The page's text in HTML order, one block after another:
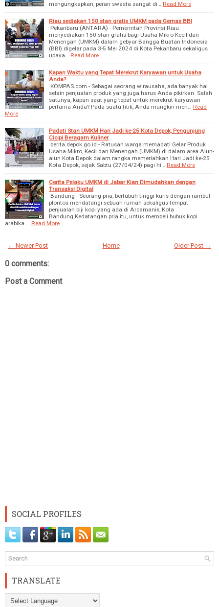
mengungkapkan, peran swasta sangat di…
Read More
Riau sediakan 150 stan gratis UMKM pada Gernas BBI
Pekanbaru (ANTARA) - Pemerintah Provinsi Riau
menyediakan 150 stan gratis bagi Usaha Mikro Kecil dan
Menengah (UMKM) dalam gebyar Bangga Buatan Indonesia
(BBI) digelar pada 3-5 Mei 2024 di Kota Pekanbaru sekaligus
upaya…
Read More
Kapan Waktu yang Tepat Merekrut Karyawan untuk Usaha
Anda?
KOMPAS.com - Sebagai seorang wirausaha, ada banyak hal
selain penjualan produk yang juga harus Anda pikirkan. Salah
satunya, kapan saat yang tepat untuk merekrut karyawan
pertama Anda? Pada suatu titik, Anda mungkin men…
Read
More
Padati Stan UMKM Hari Jadi ke-25 Kota Depok, Pengunjung
Cicipi Beragam Kuliner
berita.depok.go.id - Ratusan warga memadati Gelar Produk
Usaha Mikro, Kecil dan Menengah (UMKM) di dalam area Alun-
alun Kota Depok dalam rangka memeriahkan Hari Jadi ke-25
Kota Depok, sejak Sabtu (27/04/24) pagi hi…
Read More
Cerita Pelaku UMKM di Jabar Kian Dimudahkan dengan
Transaksi Digital
Bandung - Seorang pria, bertubuh tinggi kuris dengan rambut
plontos mendatangi sebuah rumah sekaligus tempat
penjualan biji kopi yang ada di Arcamanik, Kota
Bandung.Kedatangan pria itu, untuk membeli bubuk kopi
arabika …
Read More
← Newer Post Older Post →
Home
0 comments:
Post a Comment
SOCIAL PROFILES
TRANSLATE